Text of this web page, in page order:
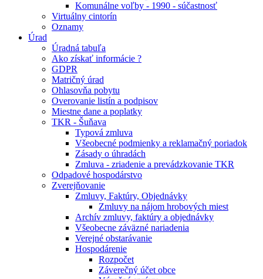
Komunálne voľby - 1990 - súčastnosť
Virtuálny cintorín
Oznamy
Úrad
Úradná tabuľa
Ako získať informácie ?
GDPR
Matričný úrad
Ohlasovňa pobytu
Overovanie listín a podpisov
Miestne dane a poplatky
TKR - Šuňava
Typová zmluva
Všeobecné podmienky a reklamačný poriadok
Zásady o úhradách
Zmluva - zriadenie a prevádzkovanie TKR
Odpadové hospodárstvo
Zverejňovanie
Zmluvy, Faktúry, Objednávky
Zmluvy na nájom hrobových miest
Archív zmluvy, faktúry a objednávky
Všeobecne záväzné nariadenia
Verejné obstarávanie
Hospodárenie
Rozpočet
Záverečný účet obce